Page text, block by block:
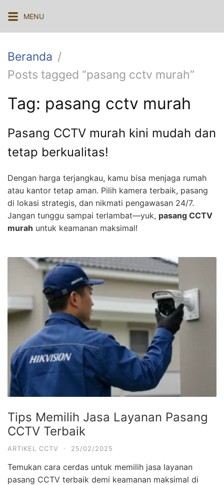
ke
konten
MENU
Beranda
Posts tagged “pasang cctv murah”
Tag: pasang cctv murah
Pasang CCTV murah kini mudah dan
tetap berkualitas!
Dengan harga terjangkau, kamu bisa menjaga rumah
atau kantor tetap aman. Pilih kamera terbaik, pasang
di lokasi strategis, dan nikmati pengawasan 24/7.
Jangan tunggu sampai terlambat—yuk, pasang CCTV
murah untuk keamanan maksimal!
Tips Memilih Jasa Layanan Pasang
CCTV Terbaik
ARTIKEL CCTV · 25/02/2025
Temukan cara cerdas untuk memilih jasa layanan
pasang CCTV terbaik demi keamanan maksimal di